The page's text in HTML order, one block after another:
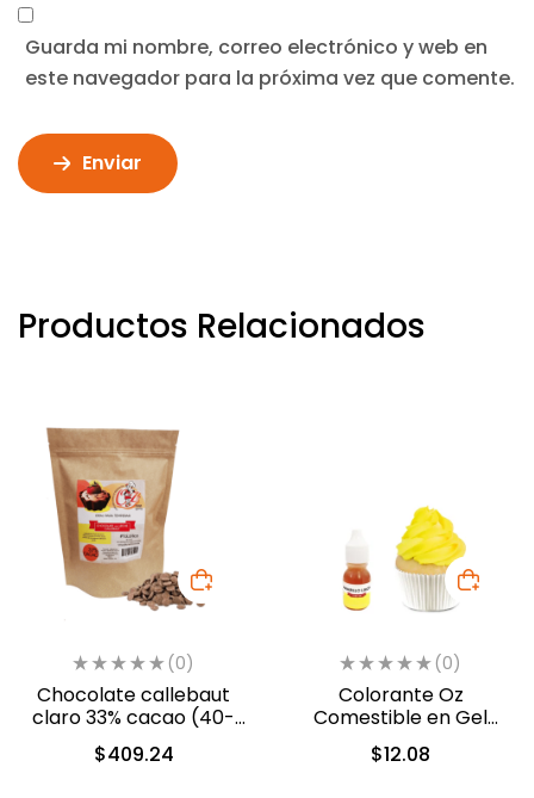
Guarda mi nombre, correo electrónico y web en
este navegador para la próxima vez que comente.
Enviar
Productos Relacionados
(0)
Chocolate callebaut
claro 33% cacao (40-
802)
$409.24
(0)
Colorante Oz
Comestible en Gel
Amarillo Limon 10ml
(553)
$12.08